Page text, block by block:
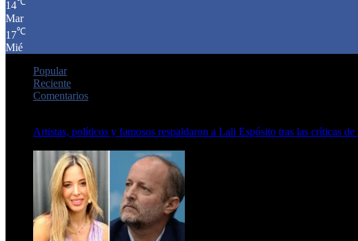
14
Mar
17℃
Mié
Popular
Reciente
Comentarios
Artistas, políticos y famosos respaldaron a Lali Espósito tras las críticas